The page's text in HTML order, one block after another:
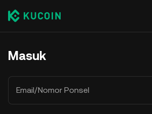
Masuk
Email/Nomor Ponsel